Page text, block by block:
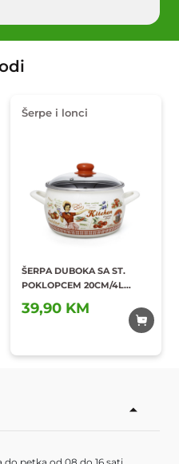
Šerpe i lonci
ŠERPA DUBOKA SA ST.
POKLOPCEM 20CM/4L
39,90 KM
Dodaj u